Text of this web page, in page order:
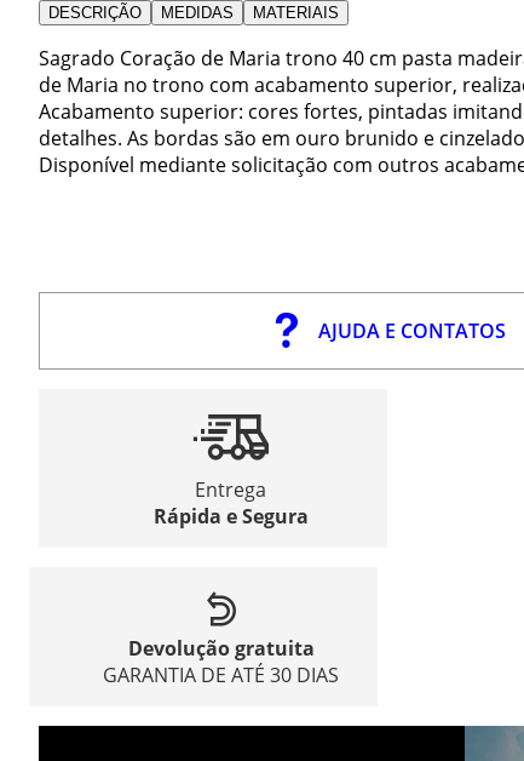
DESCRIÇÃO MEDIDAS MATERIAIS
Sagrado Coração de Maria trono 40 cm pasta
de Maria no trono com acabamento superior,
Acabamento superior: cores fortes, pintadas
detalhes. As bordas são em ouro brunido e
Disponível mediante solicitação com outros
AJUDA E CONTATOS
Entrega
Rápida e Segura
Devolução gratuita
GARANTIA DE ATÉ 30 DIAS